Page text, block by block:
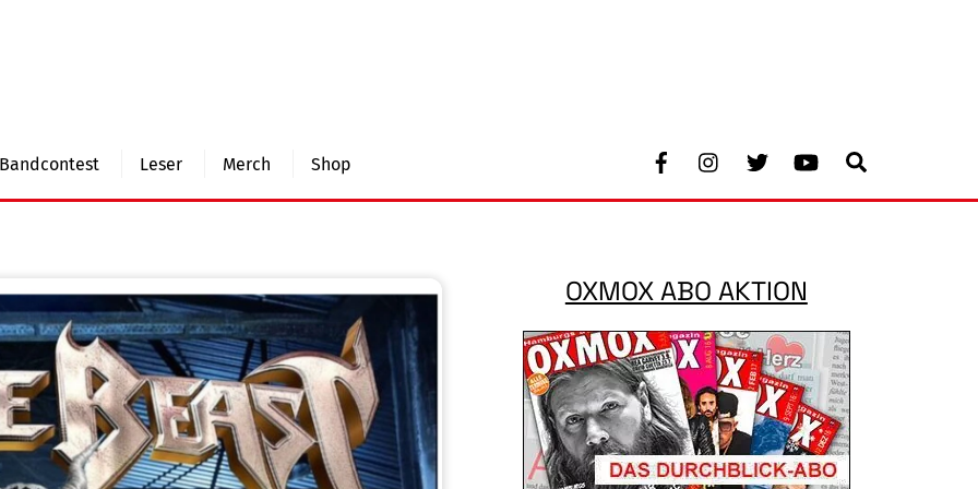
Facebook Youtube
Bandcontest Leser Merch Shop
OXMOX ABO AKTION